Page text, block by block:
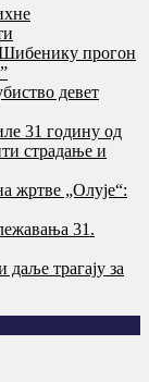
прогон
девет
31 годину од
страдање и
жртве „Олује“:
31.
трагају за